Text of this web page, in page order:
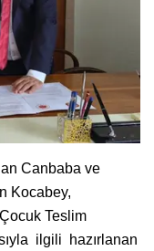
Canbaba ve
Kocabey,
Teslim
ilgili hazırlanan